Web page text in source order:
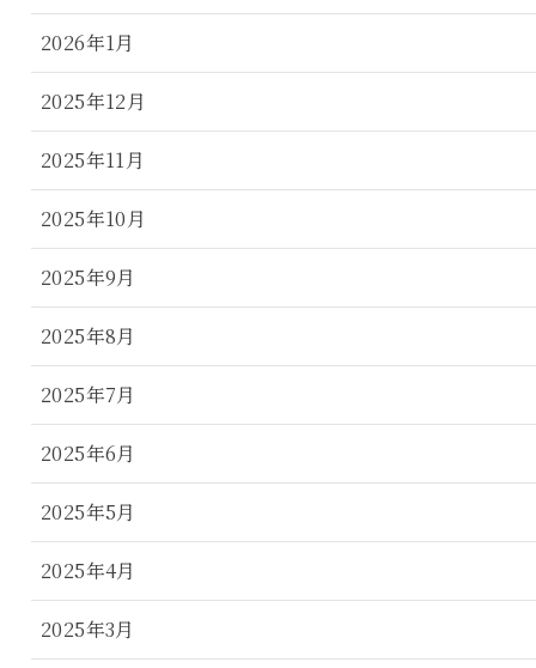
2026年1月
2025年12月
2025年11月
2025年10月
2025年9月
2025年8月
2025年7月
2025年6月
2025年5月
2025年4月
2025年3月